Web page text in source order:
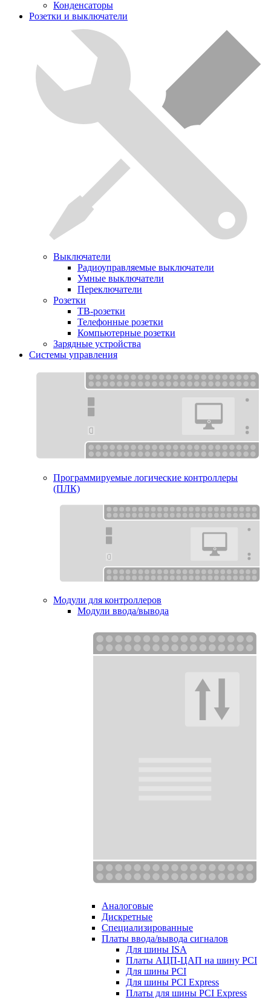
Конденсаторы
Розетки и выключатели
Выключатели
Радиоуправляемые выключатели
Умные выключатели
Переключатели
Розетки
ТВ-розетки
Телефонные розетки
Компьютерные розетки
Зарядные устройства
Системы управления
Программируемые логические контроллеры
(ПЛК)
Модули для контроллеров
Модули ввода/вывода
Аналоговые
Дискретные
Специализированные
Платы ввода/вывода сигналов
Для шины ISA
Платы АЦП-ЦАП на шину PCI
Для шины PCI
Для шины PCI Express
Платы для шины PCI Express